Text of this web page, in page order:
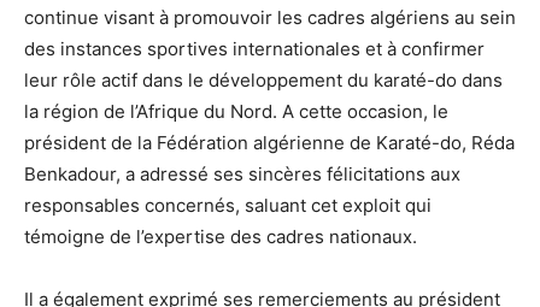
continue visant à promouvoir les cadres algériens au sein
des instances sportives internationales et à confirmer
leur rôle actif dans le développement du karaté-do dans
la région de l’Afrique du Nord. A cette occasion, le
président de la Fédération algérienne de Karaté-do, Réda
Benkadour, a adressé ses sincères félicitations aux
responsables concernés, saluant cet exploit qui
témoigne de l’expertise des cadres nationaux.
Il a également exprimé ses remerciements au président